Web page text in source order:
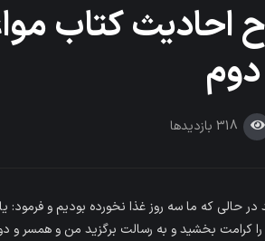
احادیث کتاب
318 بازدیدها
که ما سه روز غذا نخورده بودیم و فرمود: یا
کرامت بخشید و به رسالت برگزید من و همسر و